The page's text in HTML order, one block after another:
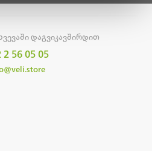
დაგვიკავშირდით
2 56 05 05